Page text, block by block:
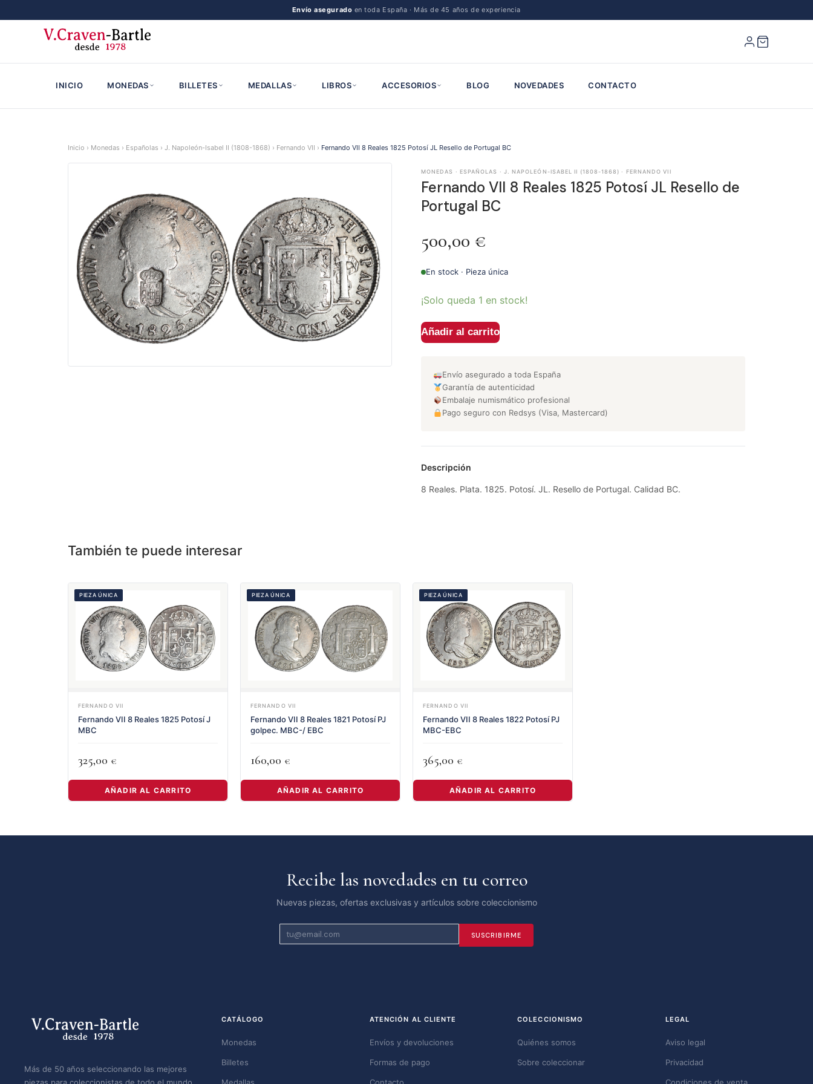
Envío asegurado en toda España · Más de 45 años de experiencia
INICIO MONEDAS BILLETES MEDALLAS LIBROS ACCESORIOS BLOG NOVEDADES CONTACTO
Inicio › Monedas › Españolas › J. Napoleón-Isabel II (1808-1868) › Fernando VII › Fernando VII 8 Reales 1825 Potosí JL Resello de Portugal BC
MONEDAS · ESPAÑOLAS · J. NAPOLEÓN-ISABEL II (1808-1868) · FERNANDO VII
Fernando VII 8 Reales 1825 Potosí JL Resello de
Portugal BC
500,00 €
En stock · Pieza única
¡Solo queda 1 en stock!
Añadir al carrito
Envío asegurado a toda España
Garantía de autenticidad
Embalaje numismático profesional
Pago seguro con Redsys (Visa, Mastercard)
Descripción
8 Reales. Plata. 1825. Potosí. JL. Resello de Portugal. Calidad BC.
También te puede interesar
PIEZA ÚNICA
FERNANDO VII
Fernando VII 8 Reales 1825 Potosí J
MBC
325,00 €
AÑADIR AL CARRITO
PIEZA ÚNICA
FERNANDO VII
Fernando VII 8 Reales 1821 Potosí PJ
golpec. MBC-/ EBC
160,00 €
AÑADIR AL CARRITO
PIEZA ÚNICA
FERNANDO VII
Fernando VII 8 Reales 1822 Potosí PJ
MBC-EBC
365,00 €
AÑADIR AL CARRITO
Recibe las novedades en tu correo
Nuevas piezas, ofertas exclusivas y artículos sobre coleccionismo
SUSCRIBIRME
Más de 50 años seleccionando las mejores
CATÁLOGO
Monedas
Billetes
ATENCIÓN AL CLIENTE
Envíos y devoluciones
Formas de pago
COLECCIONISMO
Quiénes somos
Sobre coleccionar
LEGAL
Aviso legal
Privacidad